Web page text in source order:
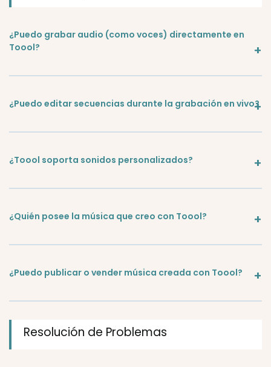
¿Puedo grabar audio (como voces) directamente en
Toool?
¿Puedo editar secuencias durante la grabación en vivo?
¿Toool soporta sonidos personalizados?
¿Quién posee la música que creo con Toool?
¿Puedo publicar o vender música creada con Toool?
Resolución de Problemas